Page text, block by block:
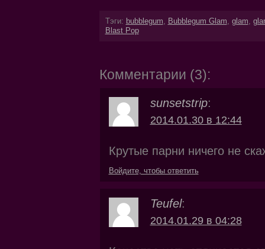
Тэги: bubblegum Bubblegum Glam glam
Blast Pop
Комментарии (3):
sunsetstrip:
2014.01.30 в 12:44
Крутые парни ничего не
Войдите, чтобы ответить
Teufel:
2014.01.29 в 04:28